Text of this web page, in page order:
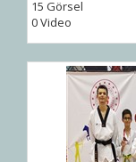
15 Görsel
0 Video